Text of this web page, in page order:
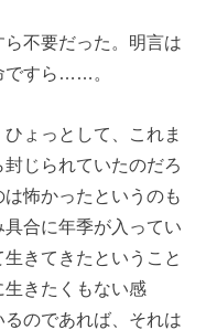
不要だった。明言は
ですら……。
ょっとして、これま
じられていたのだろ
怖かったというのも
合に年季が入ってい
きてきたということ
きたくもない感
のであれば、それは